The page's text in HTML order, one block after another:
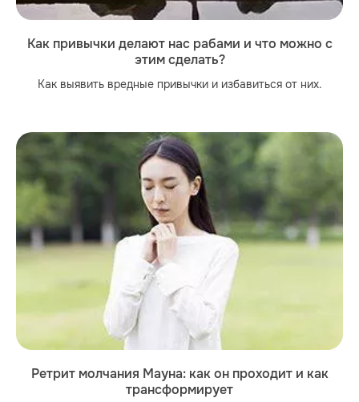
Как привычки делают нас рабами и что можно с
этим сделать?
Как выявить вредные привычки и избавиться от них.
Ретрит молчания Мауна: как он проходит и как
трансформирует